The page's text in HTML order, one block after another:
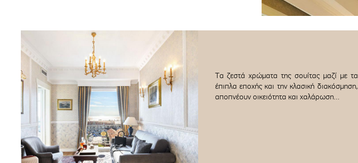
Τα ζεστά χρώματα της σουίτας μαζί με τα
έπιπλα εποχής και την κλασική διακόσμηση,
αποπνέουν οικειότητα και χαλάρωση...